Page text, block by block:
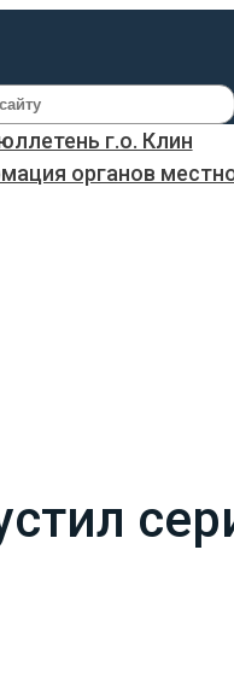
г.о. Клин
органов